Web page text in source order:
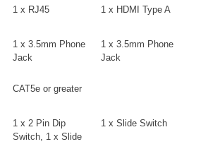
1 x RJ45 1 x HDMI Type A
1 x 3.5mm Phone
Jack
1 x 3.5mm Phone
Jack
CAT5e or greater
1 x 2 Pin Dip
Switch, 1 x Slide
1 x Slide Switch